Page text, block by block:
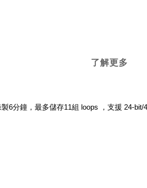
了解更多
6分鐘，最多儲存11組 loops ，支援 24-bit/